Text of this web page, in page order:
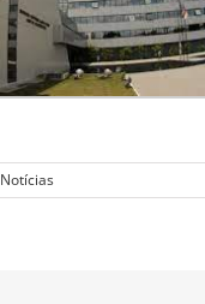
Notícias